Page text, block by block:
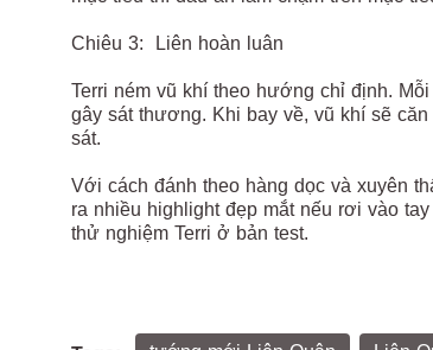
Chiêu 3: Liên hoàn luân
Terri ném vũ khí theo hướng chỉ định.
gây sát thương. Khi bay về, vũ khí sẽ
sát.
Với cách đánh theo hàng dọc và xuyên
ra nhiều highlight đẹp mắt nếu rơi vào
thử nghiệm Terri ở bản test.